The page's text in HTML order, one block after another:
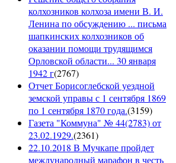
колхозников колхоза имени В. И.
Ленина по обсуждению ... письма
шапкинских колхозников об
оказании помощи трудящимся
Орловской области... 30 января
1942 г(2767)
Отчет Борисоглебской уездной
земской управы с 1 сентября 1869
по 1 сентября 1870 года.(3159)
Газета "Коммуна" № 44(2783) от
23.02.1929.(2361)
22.10.2018 В Мучкапе пройдет
международный марафон в честь